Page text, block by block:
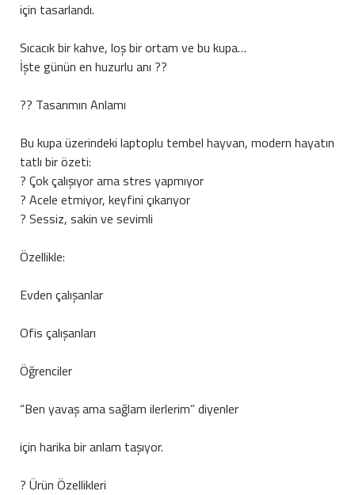
için tasarlandı.
Sıcacık bir kahve, loş bir ortam ve bu kupa…
İşte günün en huzurlu anı ??
?? Tasarımın Anlamı
Bu kupa üzerindeki laptoplu tembel hayvan, modern hayatın
tatlı bir özeti:
? Çok çalışıyor ama stres yapmıyor
? Acele etmiyor, keyfini çıkarıyor
? Sessiz, sakin ve sevimli
Özellikle:
Evden çalışanlar
Ofis çalışanları
Öğrenciler
“Ben yavaş ama sağlam ilerlerim” diyenler
için harika bir anlam taşıyor.
? Ürün Özellikleri